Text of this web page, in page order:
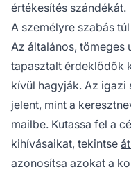
értékesítés szándékát.
A személyre szabás
Az általános, tömeges
tapasztalt érdeklődők
kívül hagyják. Az
jelent, mint a
mailbe. Kutassa fel a
kihívásaikat, tekintse
azonosítsa azokat a